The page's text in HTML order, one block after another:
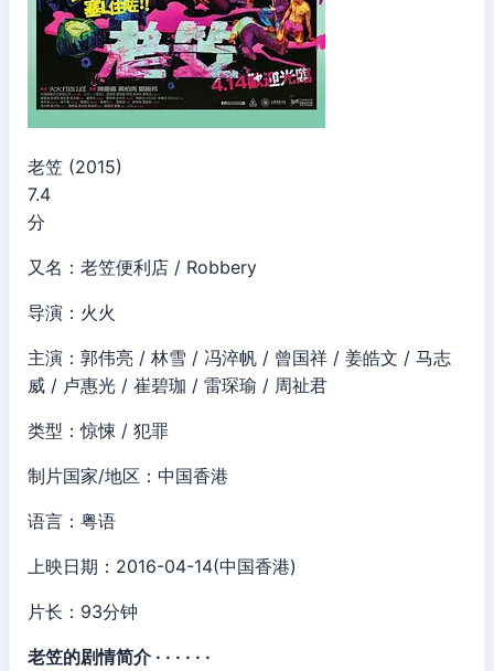
老笠 (2015)
7.4
分
又名：老笠便利店 / Robbery
导演：火火
主演：郭伟亮 / 林雪 / 冯淬帆 / 曾国祥 / 姜皓文 / 马志
威 / 卢惠光 / 崔碧珈 / 雷琛瑜 / 周祉君
类型：惊悚 / 犯罪
制片国家/地区：中国香港
语言：粤语
上映日期：2016-04-14(中国香港)
片长：93分钟
老笠的剧情简介 · · · · · ·